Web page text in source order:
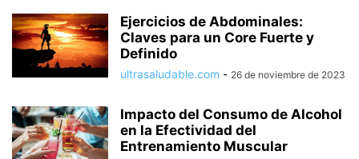
Ejercicios de Abdominales:
Claves para un Core Fuerte y
Definido
ultrasaludable.com - 26 de noviembre de 2023
Impacto del Consumo de Alcohol
en la Efectividad del
Entrenamiento Muscular